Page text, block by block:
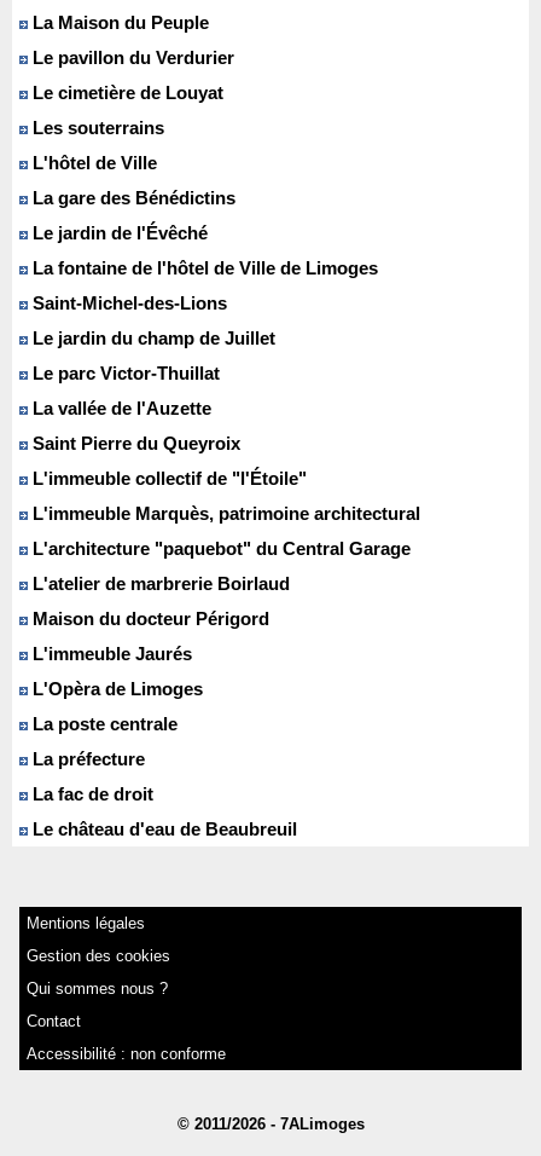
La Maison du Peuple
Le pavillon du Verdurier
Le cimetière de Louyat
Les souterrains
L'hôtel de Ville
La gare des Bénédictins
Le jardin de l'Évêché
La fontaine de l'hôtel de Ville de Limoges
Saint-Michel-des-Lions
Le jardin du champ de Juillet
Le parc Victor-Thuillat
La vallée de l'Auzette
Saint Pierre du Queyroix
L'immeuble collectif de "l'Étoile"
L'immeuble Marquès, patrimoine architectural
L'architecture "paquebot" du Central Garage
L'atelier de marbrerie Boirlaud
Maison du docteur Périgord
L'immeuble Jaurés
L'Opèra de Limoges
La poste centrale
La préfecture
La fac de droit
Le château d'eau de Beaubreuil
Mentions légales
Gestion des cookies
Qui sommes nous ?
Contact
Accessibilité : non conforme
© 2011/2026 - 7ALimoges